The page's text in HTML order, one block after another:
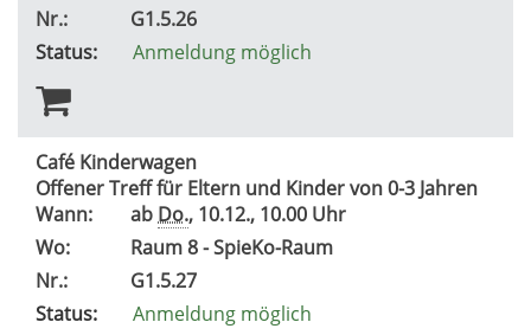
Nr.:
G1.5.26
Status:
Anmeldung möglich
Café Kinderwagen
Offener Treff für Eltern und Kinder von 0-3 Jahren
Wann:
ab Do., 10.12., 10.00 Uhr
Wo:
Raum 8 - SpieKo-Raum
Nr.:
G1.5.27
Status:
Anmeldung möglich